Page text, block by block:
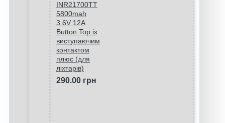
INR21700TT
5800mah
3.6V 12A
Button Top із
виступаючим
контактом
плюс (для
ліхтарів)
290.00 грн